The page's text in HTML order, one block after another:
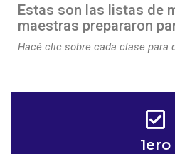
Estas son las listas de
maestras prepararon
Hacé clic sobre cada clase para
1ero